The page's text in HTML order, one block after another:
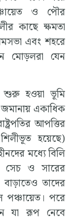
ও পৌর
কাছে ক্ষমতা
এবং শহরে
মোড়লরা যেন
হওয়া ভূমি
একাধিক
আপত্তির
হয়েছে)
মধ্যে বিলি
সেচ ও সারের
বাড়াতেও তাদের
পঞ্চায়েত। পরে
যা রূপ নেবে